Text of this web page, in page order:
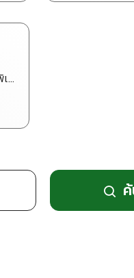
เบอร์สวยเบอร์จำง่าย มงคลคัดพิเศษ